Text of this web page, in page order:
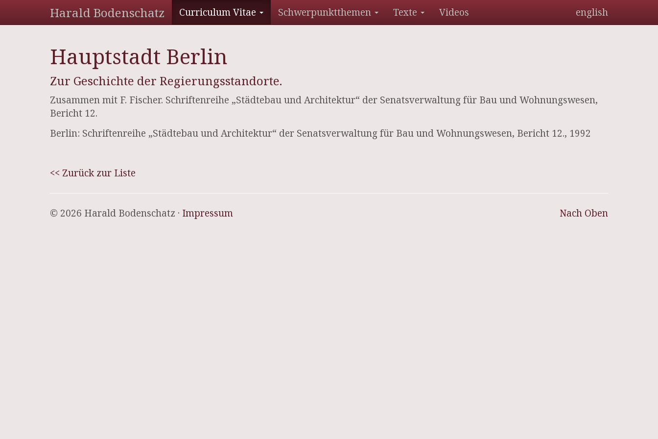
Harald Bodenschatz Curriculum Vitae Schwerpunktthemen Texte Videos english
Hauptstadt Berlin
Zur Geschichte der Regierungsstandorte.
Zusammen mit F. Fischer. Schriftenreihe „Städtebau und Architektur“ der Senatsverwaltung für Bau und Wohnungswesen,
Bericht 12.
Berlin: Schriftenreihe „Städtebau und Architektur“ der Senatsverwaltung für Bau und Wohnungswesen, Bericht 12., 1992
<< Zurück zur Liste
Nach Oben
© 2026 Harald Bodenschatz · Impressum